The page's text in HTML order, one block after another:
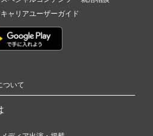
ャリアユーザーガイド
ついて